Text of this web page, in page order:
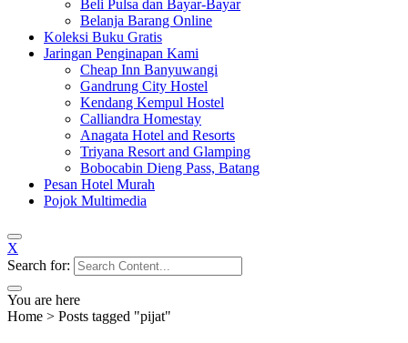
Beli Pulsa dan Bayar-Bayar
Belanja Barang Online
Koleksi Buku Gratis
Jaringan Penginapan Kami
Cheap Inn Banyuwangi
Gandrung City Hostel
Kendang Kempul Hostel
Calliandra Homestay
Anagata Hotel and Resorts
Triyana Resort and Glamping
Bobocabin Dieng Pass, Batang
Pesan Hotel Murah
Pojok Multimedia
X
Search for:
You are here
Home > Posts tagged "pijat"